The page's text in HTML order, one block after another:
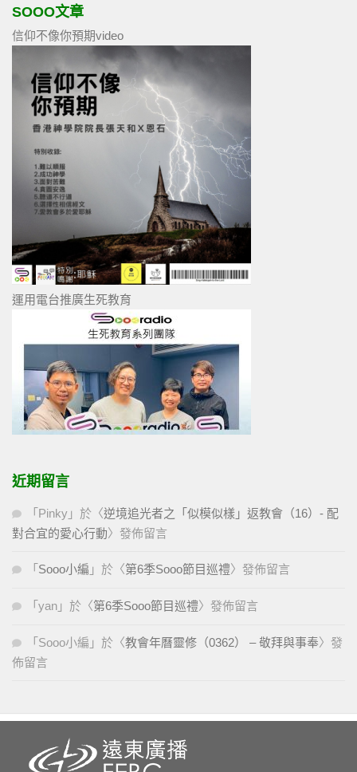
SOOO文章
信仰不像你預期video
運用電台推廣生死教育
近期留言
「 Pinky 」於〈逆境追光者之「似模似樣」返教會（16）- 配
對合宜的愛心行動〉發佈留言
「 Sooo小編 」於〈第6季Sooo節目巡禮〉發佈留言
「 yan 」於〈第6季Sooo節目巡禮〉發佈留言
「 Sooo小編 」於〈教會年曆靈修（0362） – 敬拜與事奉〉發
佈留言